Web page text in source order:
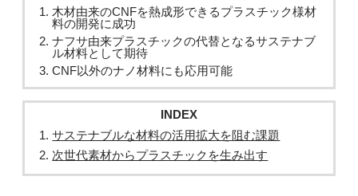
木材由来のCNFを熱成形できるプラスチック様材
料の開発に成功
ナフサ由来プラスチックの代替となるサステナブ
ル材料として期待
CNF以外のナノ材料にも応用可能
INDEX
サステナブルな材料の活用拡大を阻む課題
次世代素材からプラスチックを生み出す